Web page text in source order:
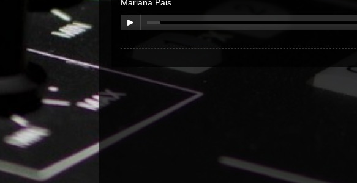
Mariana Pais
00:00 / 00:00